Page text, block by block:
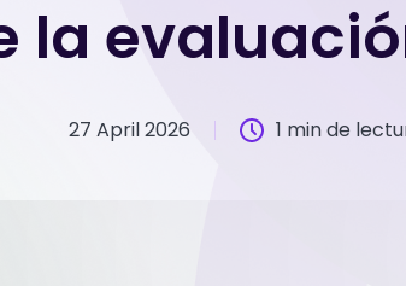
la
27 April 2026 1 min de